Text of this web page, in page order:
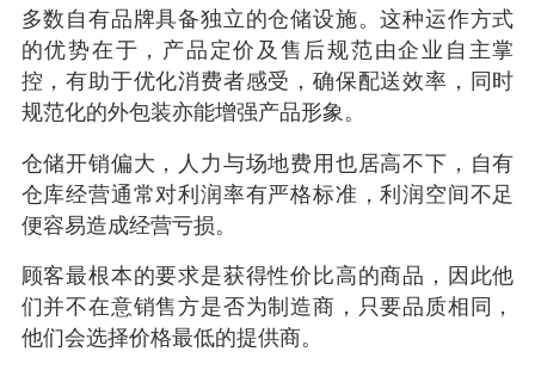
多数自有品牌具备独立的仓储设施。这种运作方式
的优势在于，产品定价及售后规范由企业自主掌
控，有助于优化消费者感受，确保配送效率，同时
规范化的外包装亦能增强产品形象。
仓储开销偏大，人力与场地费用也居高不下，自有
仓库经营通常对利润率有严格标准，利润空间不足
便容易造成经营亏损。
顾客最根本的要求是获得性价比高的商品，因此他
们并不在意销售方是否为制造商，只要品质相同，
他们会选择价格最低的提供商。